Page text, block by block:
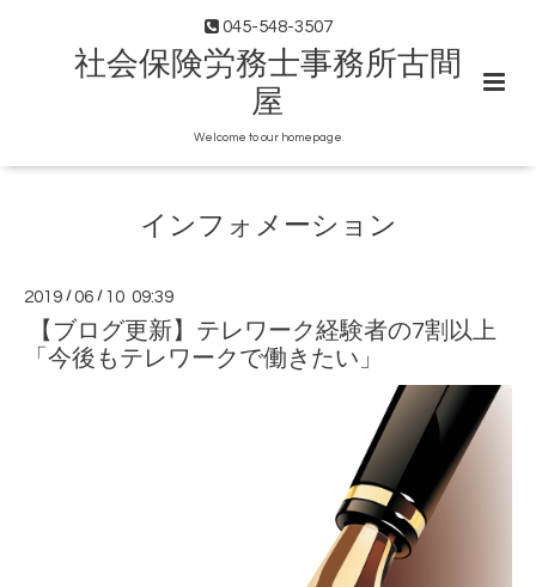
045-548-3507
社会保険労務士事務所古間
屋
Welcome to our homepage
インフォメーション
2019 /06 / 10 09:39
【ブログ更新】テレワーク経験者の7割以上
「今後もテレワークで働きたい」